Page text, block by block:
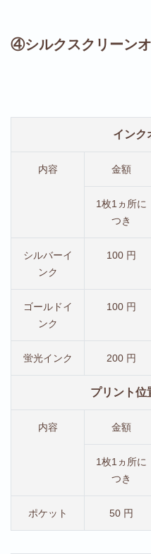
④シルクスクリーン
インク
内容 金額
1枚1ヵ所に
つき
シルバーイ
ンク
100 円
ゴールドイ
ンク
100 円
蛍光インク 200 円
プリント位
内容 金額
1枚1ヵ所に
つき
ポケット 50 円